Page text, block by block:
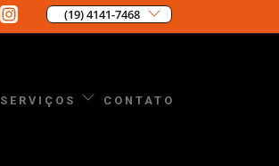
(19) 4141-7468
SERVIÇOS CONTATO